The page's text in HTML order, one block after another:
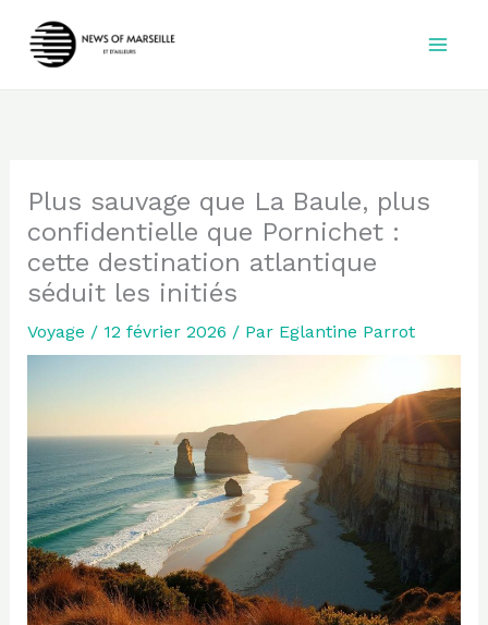
Plus sauvage que La Baule, plus
confidentielle que Pornichet :
cette destination atlantique
séduit les initiés
Voyage / 12 février 2026 / Par Eglantine Parrot